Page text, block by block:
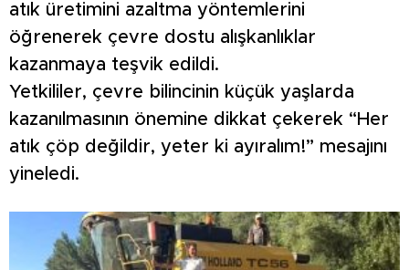
atık üretimini azaltma yöntemlerini
öğrenerek çevre dostu alışkanlıklar
kazanmaya teşvik edildi.
Yetkililer, çevre bilincinin küçük yaşlarda
kazanılmasının önemine dikkat çekerek “Her
atık çöp değildir, yeter ki ayıralım!” mesajını
yineledi.